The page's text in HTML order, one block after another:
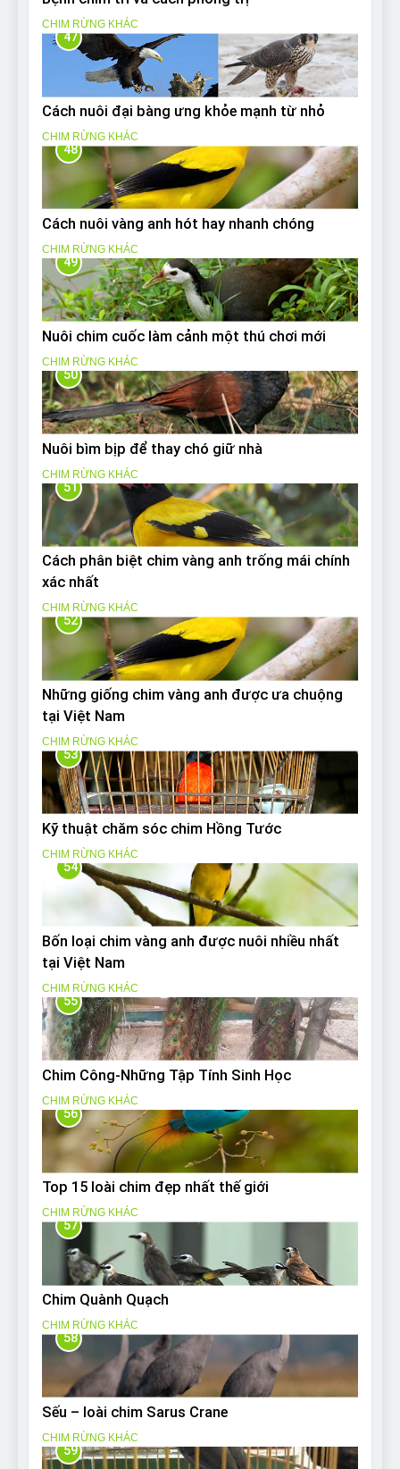
CHIM RỪNG KHÁC
47
Cách nuôi đại bàng ưng khỏe mạnh từ nhỏ
CHIM RỪNG KHÁC
48
Cách nuôi vàng anh hót hay nhanh chóng
CHIM RỪNG KHÁC
49
Nuôi chim cuốc làm cảnh một thú chơi mới
CHIM RỪNG KHÁC
50
Nuôi bìm bịp để thay chó giữ nhà
CHIM RỪNG KHÁC
51
Cách phân biệt chim vàng anh trống mái chính
xác nhất
CHIM RỪNG KHÁC
52
Những giống chim vàng anh được ưa chuộng
tại Việt Nam
CHIM RỪNG KHÁC
53
Kỹ thuật chăm sóc chim Hồng Tước
CHIM RỪNG KHÁC
54
Bốn loại chim vàng anh được nuôi nhiều nhất
tại Việt Nam
CHIM RỪNG KHÁC
55
Chim Công-Những Tập Tính Sinh Học
CHIM RỪNG KHÁC
56
Top 15 loài chim đẹp nhất thế giới
CHIM RỪNG KHÁC
57
Chim Quành Quạch
CHIM RỪNG KHÁC
58
Sếu – loài chim Sarus Crane
CHIM RỪNG KHÁC
59